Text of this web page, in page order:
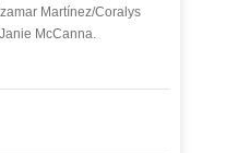
Martínez/Coralys
McCanna.